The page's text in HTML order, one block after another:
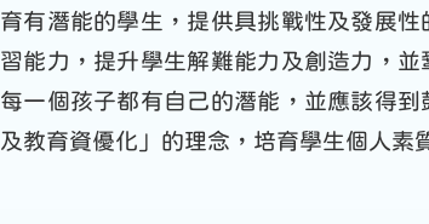
育有潛能的學生，提供具挑戰性及發展
習能力，提升學生解難能力及創造力，
每一個孩子都有自己的潛能，並應該得
及教育資優化」的理念，培育學生個人素